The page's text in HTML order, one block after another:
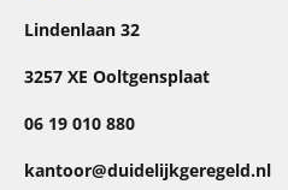
Lindenlaan 32
3257 XE Ooltgensplaat
06 19 010 880
kantoor@duidelijkgeregeld.nl